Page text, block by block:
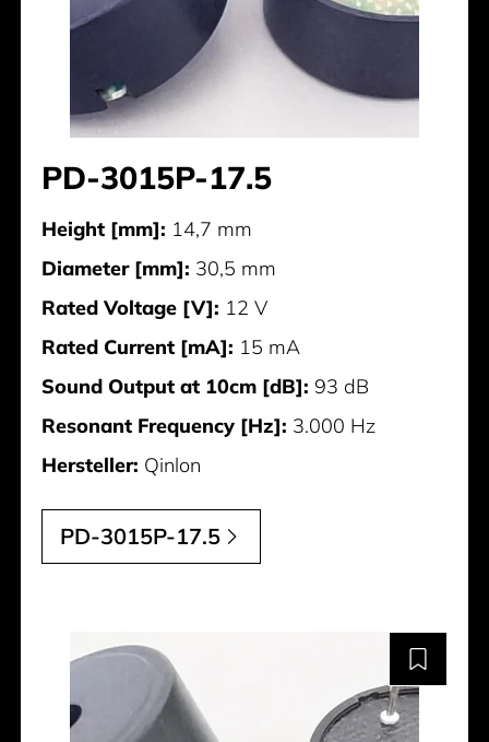
PD-3015P-17.5
Height [mm]: 14,7 mm
Diameter [mm]: 30,5 mm
Rated Voltage [V]: 12 V
Rated Current [mA]: 15 mA
Sound Output at 10cm [dB]: 93 dB
Resonant Frequency [Hz]: 3.000 Hz
Hersteller: Qinlon
PD-3015P-17.5